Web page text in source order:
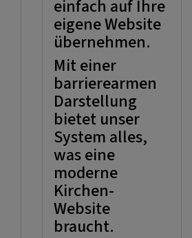
einfach auf Ihre
eigene Website
übernehmen.
Mit einer
barrierearmen
Darstellung
bietet unser
System alles,
was eine
moderne
Kirchen-
Website
braucht.